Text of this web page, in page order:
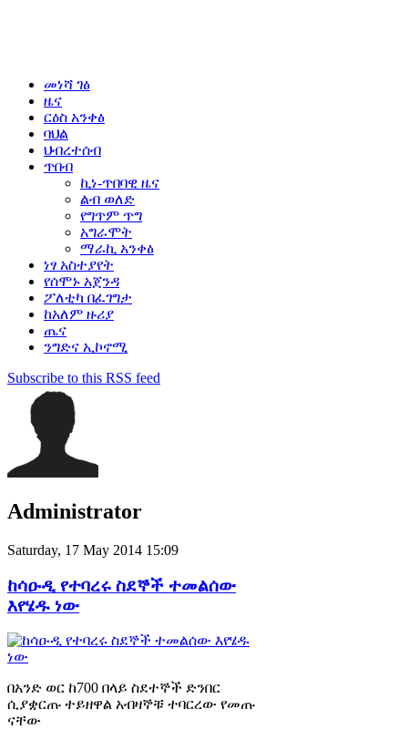
መነሻ ገፅ
ዜና
ርዕስ አንቀፅ
ባህል
ህብረተሰብ
ጥበብ
ኪነ-ጥበባዊ ዜና
ልብ ወለድ
የግጥም ጥግ
አግራሞት
ማራኪ አንቀፅ
ነፃ አስተያየት
የሰሞኑ አጀንዳ
ፖለቲካ በፈገግታ
ከአለም ዙሪያ
ጤና
ንግድና ኢኮኖሚ
Subscribe to this RSS feed
Administrator
Saturday, 17 May 2014 15:09
ከሳዑዲ የተባረሩ ስደኞች ተመልሰው
እየሄዱ ነው
በአንድ ወር ከ700 በላይ ስደተኞች ድንበር
ሲያቋርጡ ተይዘዋል አብዛኞቹ ተባርረው የመጡ
ናቸው